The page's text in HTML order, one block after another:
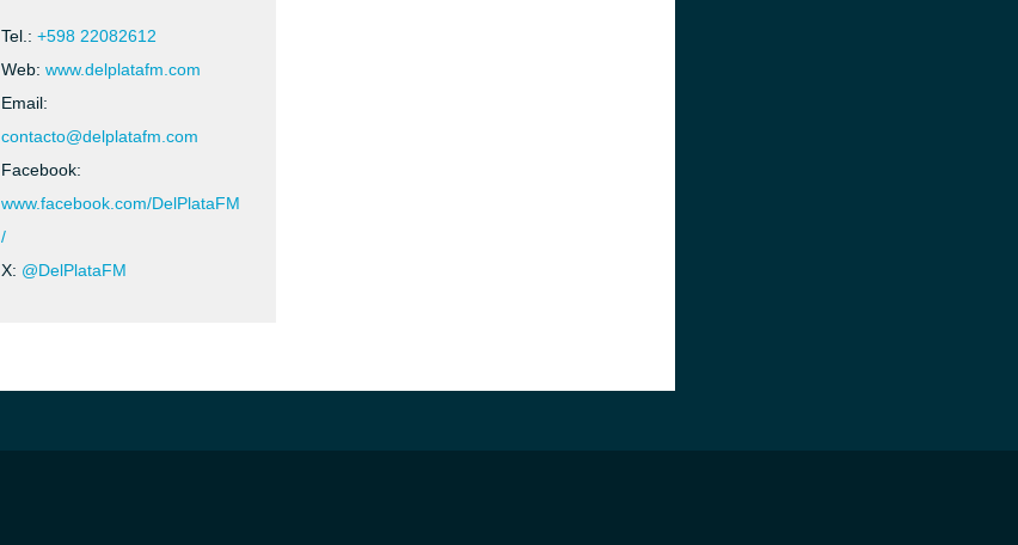
Tel.: +598 22082612
Web: www.delplatafm.com
Email:
contacto@delplatafm.com
Facebook:
www.facebook.com/DelPlataFM
/
X: @DelPlataFM